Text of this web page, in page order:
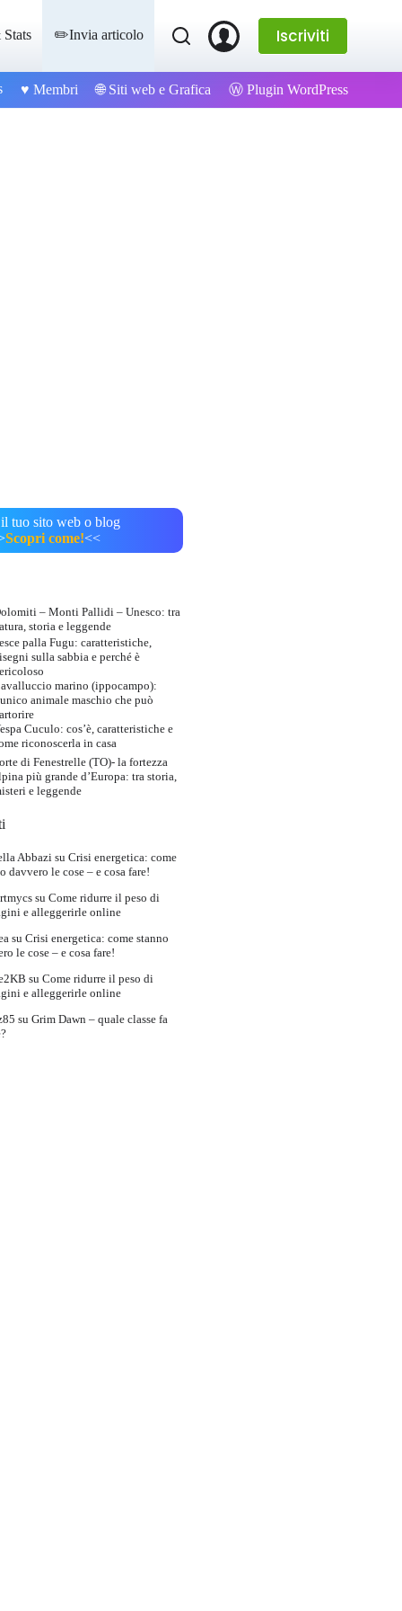
✏️Invia articolo Iscriviti
♥️ Membri 🌐 Siti web e Grafica Ⓦ Plugin WordPress
tuo sito web o blog
Scopri come!<<
– Monti Pallidi – Unesco: tra
storia e leggende
palla Fugu: caratteristiche,
sulla sabbia e perché è
marino (ippocampo):
animale maschio che può
Cuculo: cos’è, caratteristiche e
riconoscerla in casa
di Fenestrelle (TO)- la fortezza
più grande d’Europa: tra storia,
e leggende
Abbazi su Crisi energetica: come
davvero le cose – e cosa fare!
su Come ridurre il peso di
e alleggerirle online
su Crisi energetica: come stanno
le cose – e cosa fare!
su Come ridurre il peso di
e alleggerirle online
su Grim Dawn – quale classe fa